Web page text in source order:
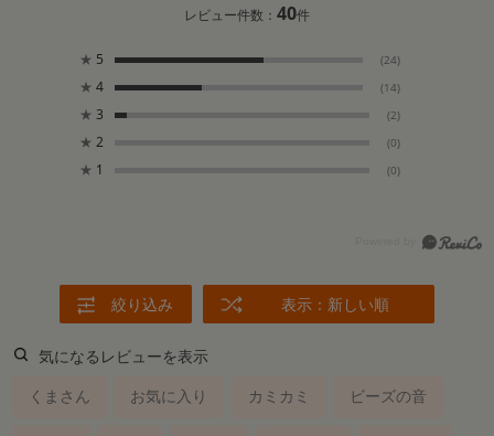
レビュー件数： 40件
★ 5 (24)
★ 4 (14)
★ 3 (2)
★ 2 (0)
★ 1 (0)
絞り込み 表示：新しい順
気になるレビューを表示
くまさん お気に入り カミカミ ビーズの音